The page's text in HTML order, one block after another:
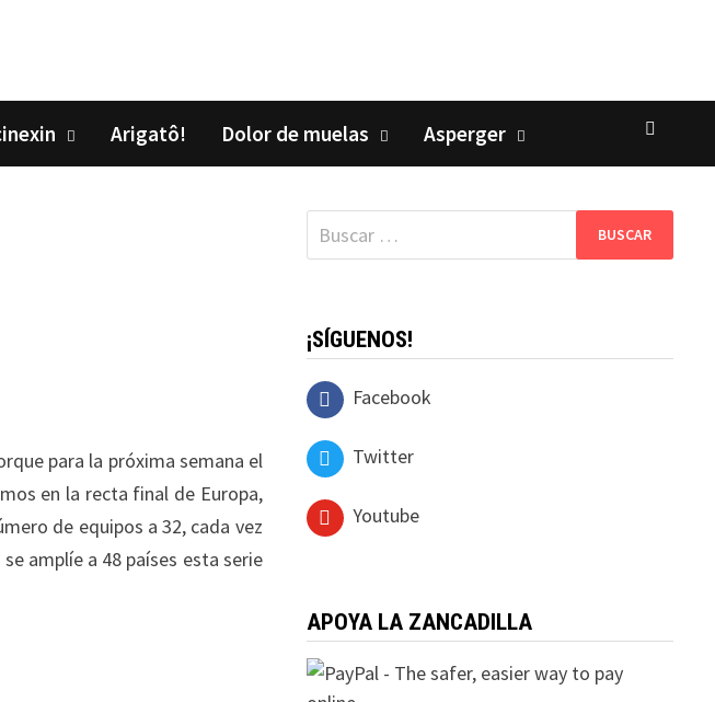
Arigatô! Dolor de muelas Asperger
para la próxima semana el
en la recta final de Europa,
de equipos a 32, cada vez
amplíe a 48 países esta serie
Buscar:
¡SÍGUENOS!
Facebook
Twitter
Youtube
APOYA LA ZANCADILLA